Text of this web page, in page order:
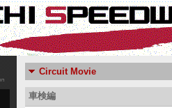
Circuit Movie
車検編